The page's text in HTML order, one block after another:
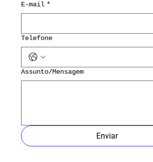
E-mail *
Telefone
Assunto/Mensagem
Enviar